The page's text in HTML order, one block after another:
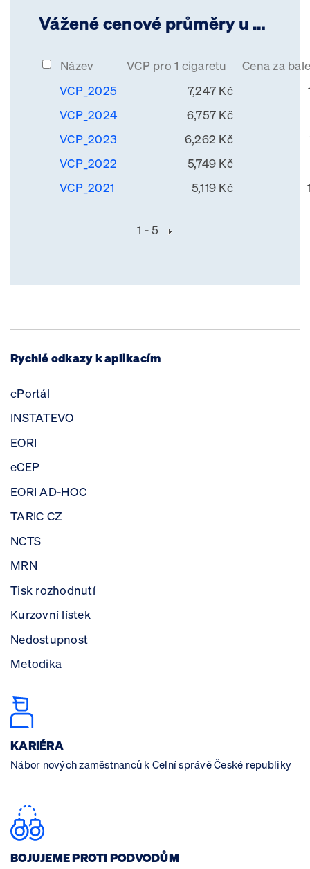
Vážené cenové průměry u cigaret
Název VCP pro 1 cigaretu
Cena za
VCP_2025
7,247 Kč
VCP_2024
6,757 Kč
VCP_2023
6,262 Kč
VCP_2022
5,749 Kč
VCP_2021
5,119 Kč
1 - 5
Rychlé odkazy k aplikacím
cPortál
INSTATEVO
EORI
eCEP
EORI AD-HOC
TARIC CZ
NCTS
MRN
Tisk rozhodnutí
Kurzovní lístek
Nedostupnost
Metodika
KARIÉRA
Nábor nových zaměstnanců k Celní správě České republiky
BOJUJEME PROTI PODVODŮM